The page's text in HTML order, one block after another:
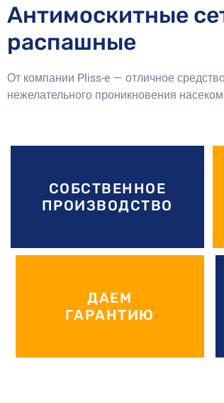
Антимоскитные
распашные
От компании Pliss-e — отличное
нежелательного проникновения
СОБСТВЕННОЕ
ПРОИЗВОДСТВО
ДАЕМ
ГАРАНТИЮ